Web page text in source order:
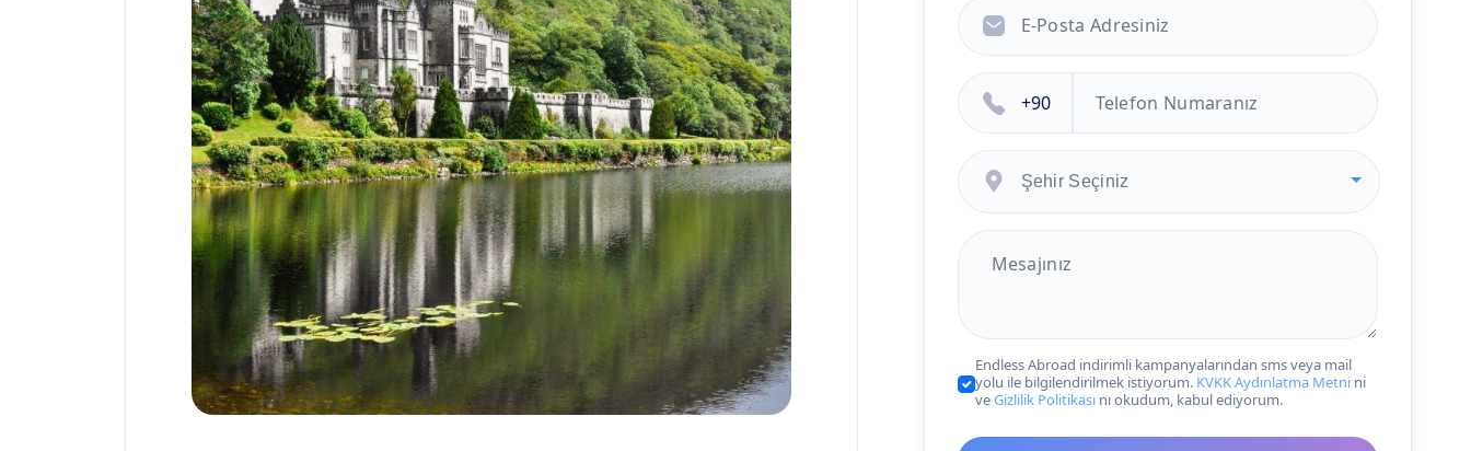
Şehir Seçiniz
Endless Abroad indirimli kampanyalarından sms veya mail
yolu ile bilgilendirilmek istiyorum. KVKK Aydınlatma Metnini
veGizlilik Politikasını okudum, kabul ediyorum.